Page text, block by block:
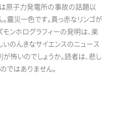
原子力発電所の事故の話題以
震災一色です。真っ赤なリンゴが
ンホログラフィーの発明は、楽
いのんきなサイエンスのニュース
怖いのでしょうか。読者は、悲し
ではありません。